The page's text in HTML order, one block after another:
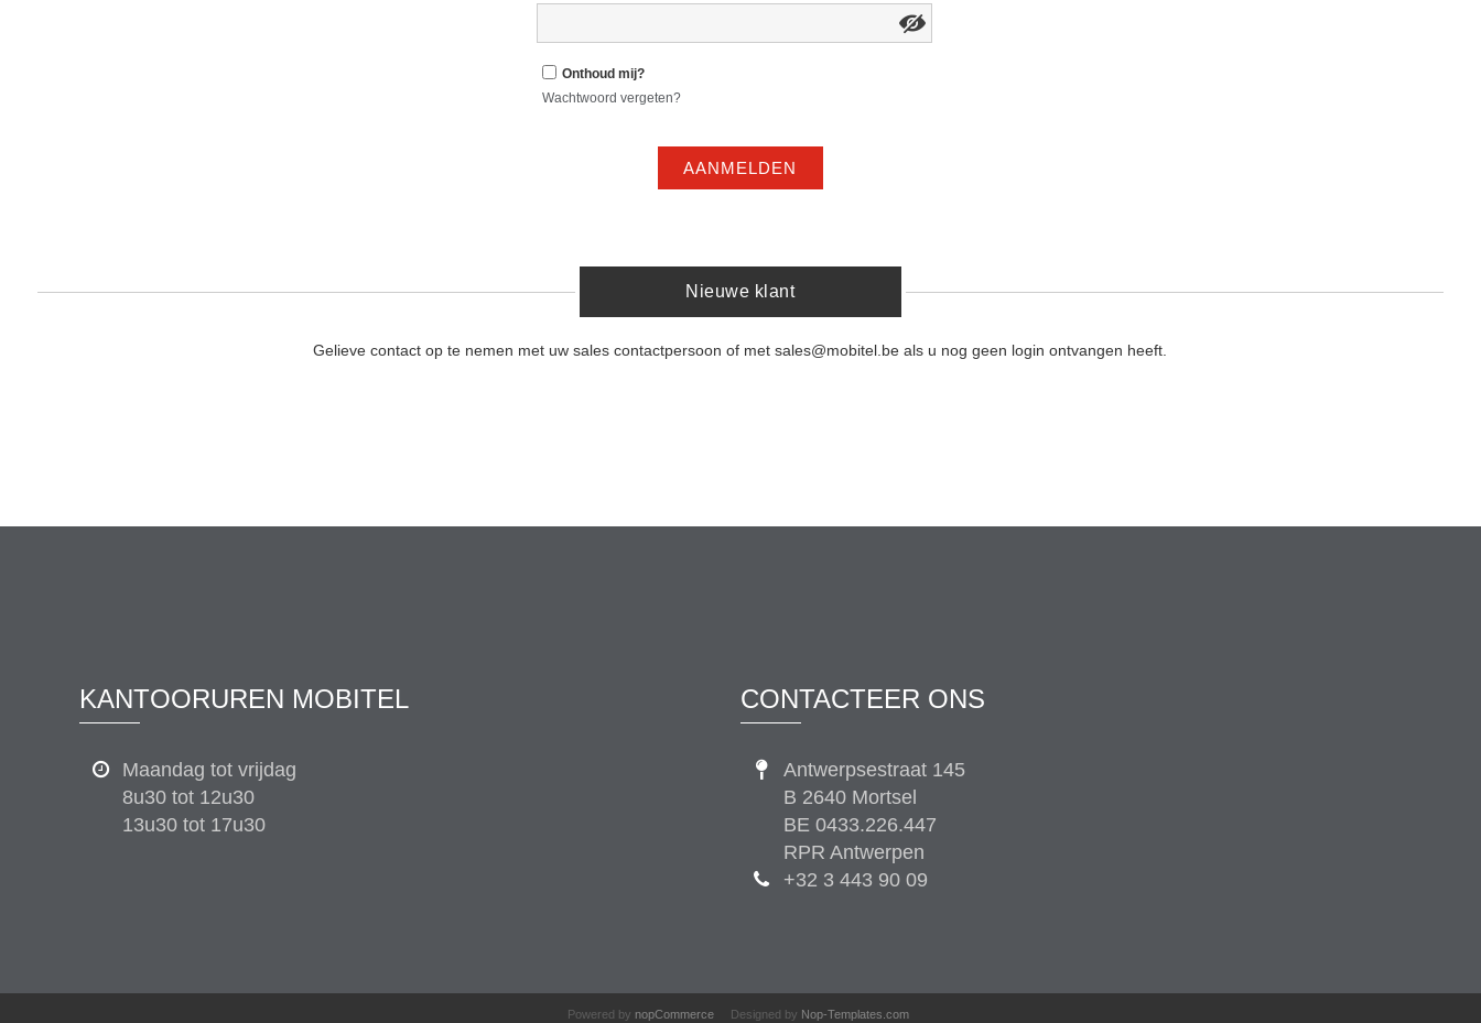
Onthoud mij?
Wachtwoord vergeten?
AANMELDEN
Nieuwe klant
Gelieve contact op te nemen met uw sales contactpersoon of met sales@mobitel.be als u nog geen login ontvangen heeft.
KANTOORUREN MOBITEL
Maandag tot vrijdag
8u30 tot 12u30
13u30 tot 17u30
CONTACTEER ONS
Antwerpsestraat 145
B 2640 Mortsel
BE 0433.226.447
RPR Antwerpen
+32 3 443 90 09
Powered by nopCommerce Designed by Nop-Templates.com